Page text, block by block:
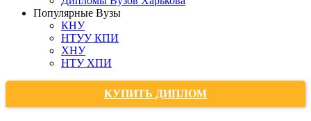
Популярные Вузы
КНУ
НТУУ КПИ
ХНУ
НТУ ХПИ
КУПИТЬ ДИПЛОМ